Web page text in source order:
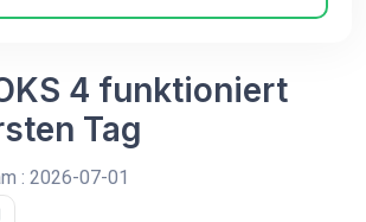
4 funktioniert
Tag
: 2026-07-01